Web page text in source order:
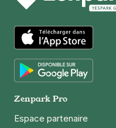
App Store
Zenpark Pro
Espace partenaire